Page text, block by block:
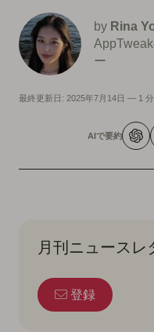
by Rina
ー
最終更新日: 2025年7月14日 — 1
AIで要約
月刊ニュースレ
登録